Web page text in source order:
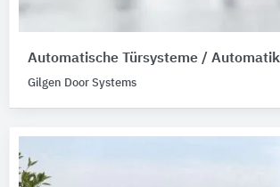
Automatische Türsysteme /
Gilgen Door Systems